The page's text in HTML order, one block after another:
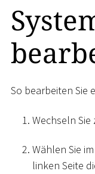
So bearbeiten Sie
Wechseln Sie
Wählen Sie
linken Seite